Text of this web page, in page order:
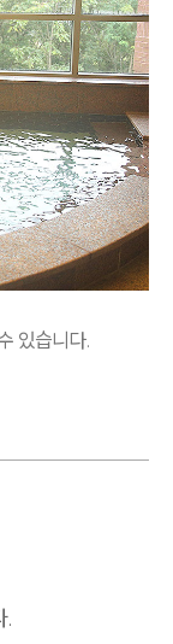
있습니다.
.